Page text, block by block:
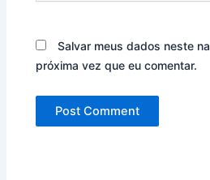
Salvar meus dados neste
próxima vez que eu comentar.